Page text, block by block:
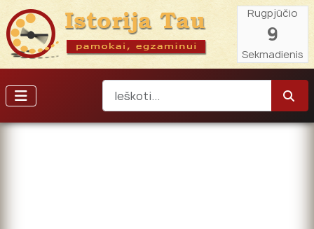
Rugpjūčio
9
Sekmadienis